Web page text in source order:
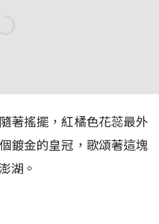
著搖擺，紅橘色花蕊最外
鍍金的皇冠，歌頌著這塊
湖。